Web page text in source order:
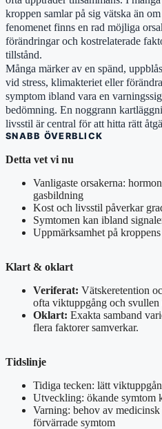
kroppen samlar på sig vätska än
fenomenet finns en rad möjliga
förändringar och kostrelaterade
tillstånd.
Många märker av en spänd,
vid stress, klimakteriet eller
symptom ibland vara en
bedömning. En noggrann
livsstil är central för att hitta rätt
SNABB ÖVERBLICK
Detta vet vi nu
Vanligaste orsakerna:
gasbildning
Kost och livsstil påverkar
Symtomen kan ibland
Uppmärksamhet på
Klart & oklart
Veriferat: Vätskeretention
ofta viktuppgång och svullen
Oklart: Exakta samband
flera faktorer samverkar.
Tidslinje
Tidiga tecken: lätt
Utveckling: ökande symtom
Varning: behov av
förvärrade symtom